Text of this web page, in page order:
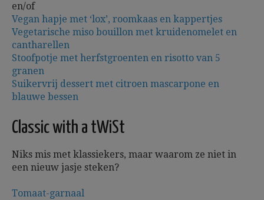
en/of
Vegan hapje met ‘lox’, roomkaas en kappertjes
Vegetarische miso bouillon met kruidenomelet en
cantharellen
Stoofpotje met herfstgroenten en risotto van 5
granen
Suikervrij dessert met citroen mascarpone en
blauwe bessen
Classic with a tWiSt
Niks mis met klassiekers, maar waarom ze niet in
een nieuw jasje steken?
Tomaat-garnaal